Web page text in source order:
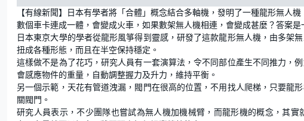
【有線新聞】日本有學者將「合體」概念結合多軸機，發明了一種龍形無人
數個車卡連成一體，會變成火車，如果數架無人機相連，會變成甚麼？答案是
日本東京大學的學者從龍形風箏得到靈感，研發了這款龍形無人機，由多架
扭成各種形態，而且在半空保持穩定。
這樣做不是為了花巧，研究人員有一套演算法，令不同部位產生不同推力，
會感應物件的重量，自動調整握力及升力，維持平衡。
另一個示範，天花有管道洩漏，閥門在很高的位置，不用找人爬梯，只要龍
關閥門。
研究人員表示，不少團隊也嘗試為無人機加機械臂，而龍形機的概念，其